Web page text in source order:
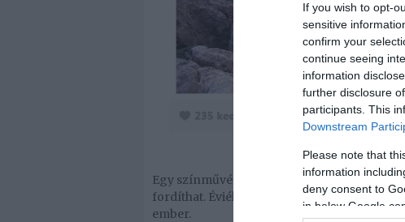
If you wish to opt-
sensitive
confirm your
continue seeing
information
further disclosure
participants. This
Downstream
Please note that
information
deny consent to
in below Google
Egy színművész életében nem könnyű egy
fordíthat. Éviéknél sincs ez másképp, a
ember.